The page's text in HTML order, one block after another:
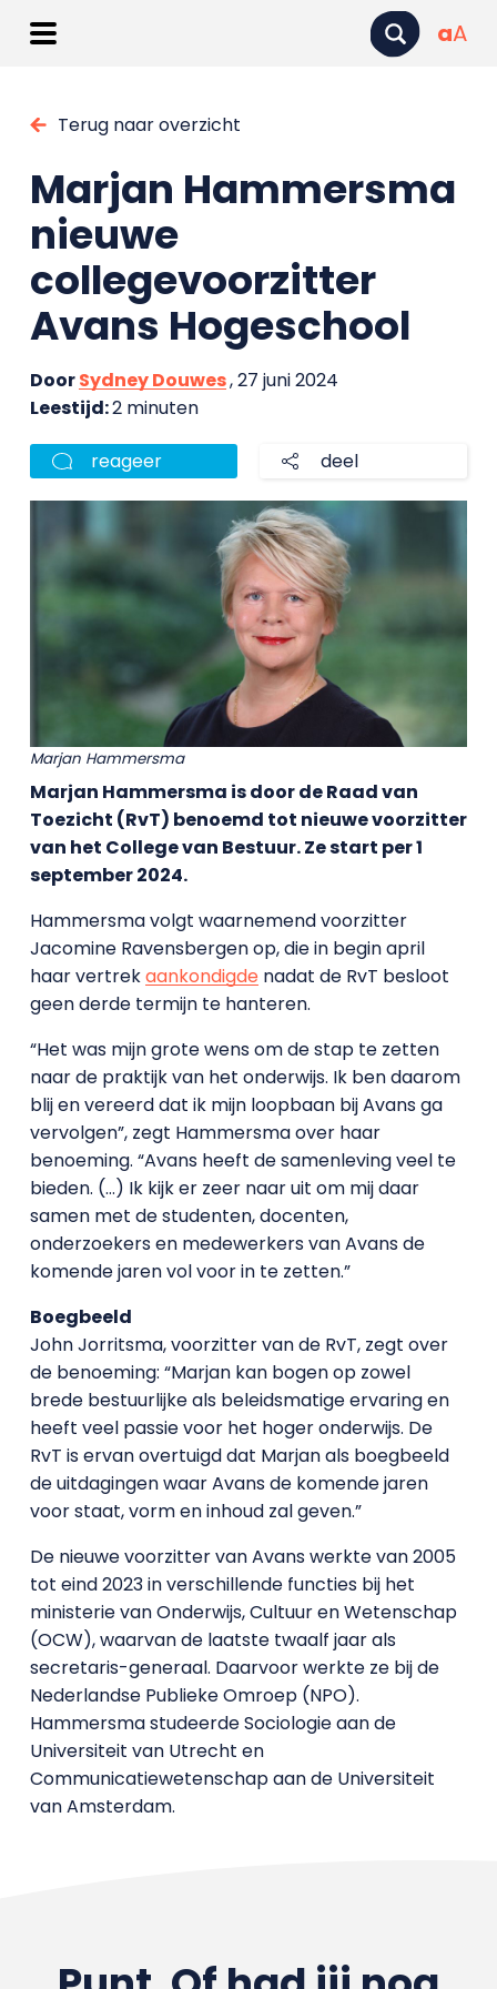
aA
Terug naar overzicht
Marjan Hammersma
nieuwe
collegevoorzitter
Avans Hogeschool
DoorSydney Douwes, 27 juni 2024
Leestijd:2 minuten
reageer deel
Marjan Hammersma
Marjan Hammersma is door de Raad van
Toezicht (RvT) benoemd tot nieuwe voorzitter
van het College van Bestuur. Ze start per 1
september 2024.
Hammersma volgt waarnemend voorzitter
Jacomine Ravensbergen op, die in begin april
haar vertrekaankondigdenadat de RvT besloot
geen derde termijn te hanteren.
“Het was mijn grote wens om de stap te zetten
naar de praktijk van het onderwijs. Ik ben daarom
blij en vereerd dat ik mijn loopbaan bij Avans ga
vervolgen”, zegt Hammersma over haar
benoeming. “Avans heeft de samenleving veel te
bieden. (…) Ik kijk er zeer naar uit om mij daar
samen met de studenten, docenten,
onderzoekers en medewerkers van Avans de
komende jaren vol voor in te zetten.”
Boegbeeld
John Jorritsma, voorzitter van de RvT, zegt over
de benoeming: “Marjan kan bogen op zowel
brede bestuurlijke als beleidsmatige ervaring en
heeft veel passie voor het hoger onderwijs. De
RvT is ervan overtuigd dat Marjan als boegbeeld
de uitdagingen waar Avans de komende jaren
voor staat, vorm en inhoud zal geven.”
De nieuwe voorzitter van Avans werkte van 2005
tot eind 2023 in verschillende functies bij het
ministerie van Onderwijs, Cultuur en Wetenschap
(OCW), waarvan de laatste twaalf jaar als
secretaris-generaal. Daarvoor werkte ze bij de
Nederlandse Publieke Omroep (NPO).
Hammersma studeerde Sociologie aan de
Universiteit van Utrecht en
Communicatiewetenschap aan de Universiteit
van Amsterdam.